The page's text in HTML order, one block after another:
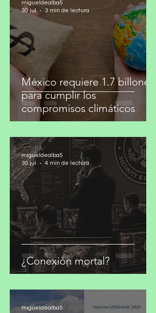
México requiere 1.7 billones
para cumplir los
compromisos climáticos
migueldealba5
30 jul
3 min de lectura
¿Conexión mortal?
migueldealba5
30 jul
4 min de lectura